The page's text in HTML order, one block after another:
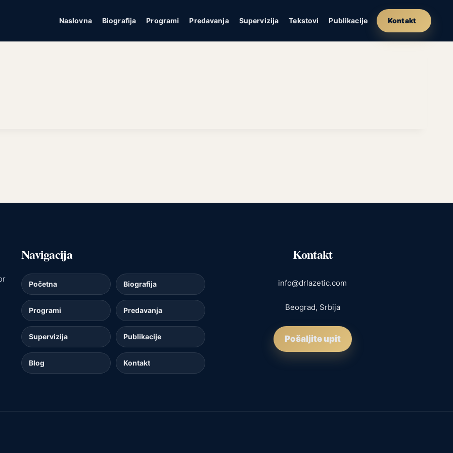
Naslovna Biografija Programi Predavanja Supervizija Tekstovi Publikacije Kontakt
Navigacija
Početna Biografija
Programi Predavanja
Supervizija Publikacije
Blog Kontakt
Kontakt
info@drlazetic.com
Beograd, Srbija
Pošaljite upit